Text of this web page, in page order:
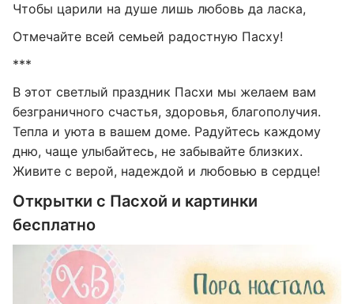
Чтобы царили на душе лишь любовь да ласка,
Отмечайте всей семьей радостную Пасху!
***
В этот светлый праздник Пасхи мы желаем вам
безграничного счастья, здоровья, благополучия.
Тепла и уюта в вашем доме. Радуйтесь каждому
дню, чаще улыбайтесь, не забывайте близких.
Живите с верой, надеждой и любовью в сердце!
Открытки с Пасхой и картинки
бесплатно